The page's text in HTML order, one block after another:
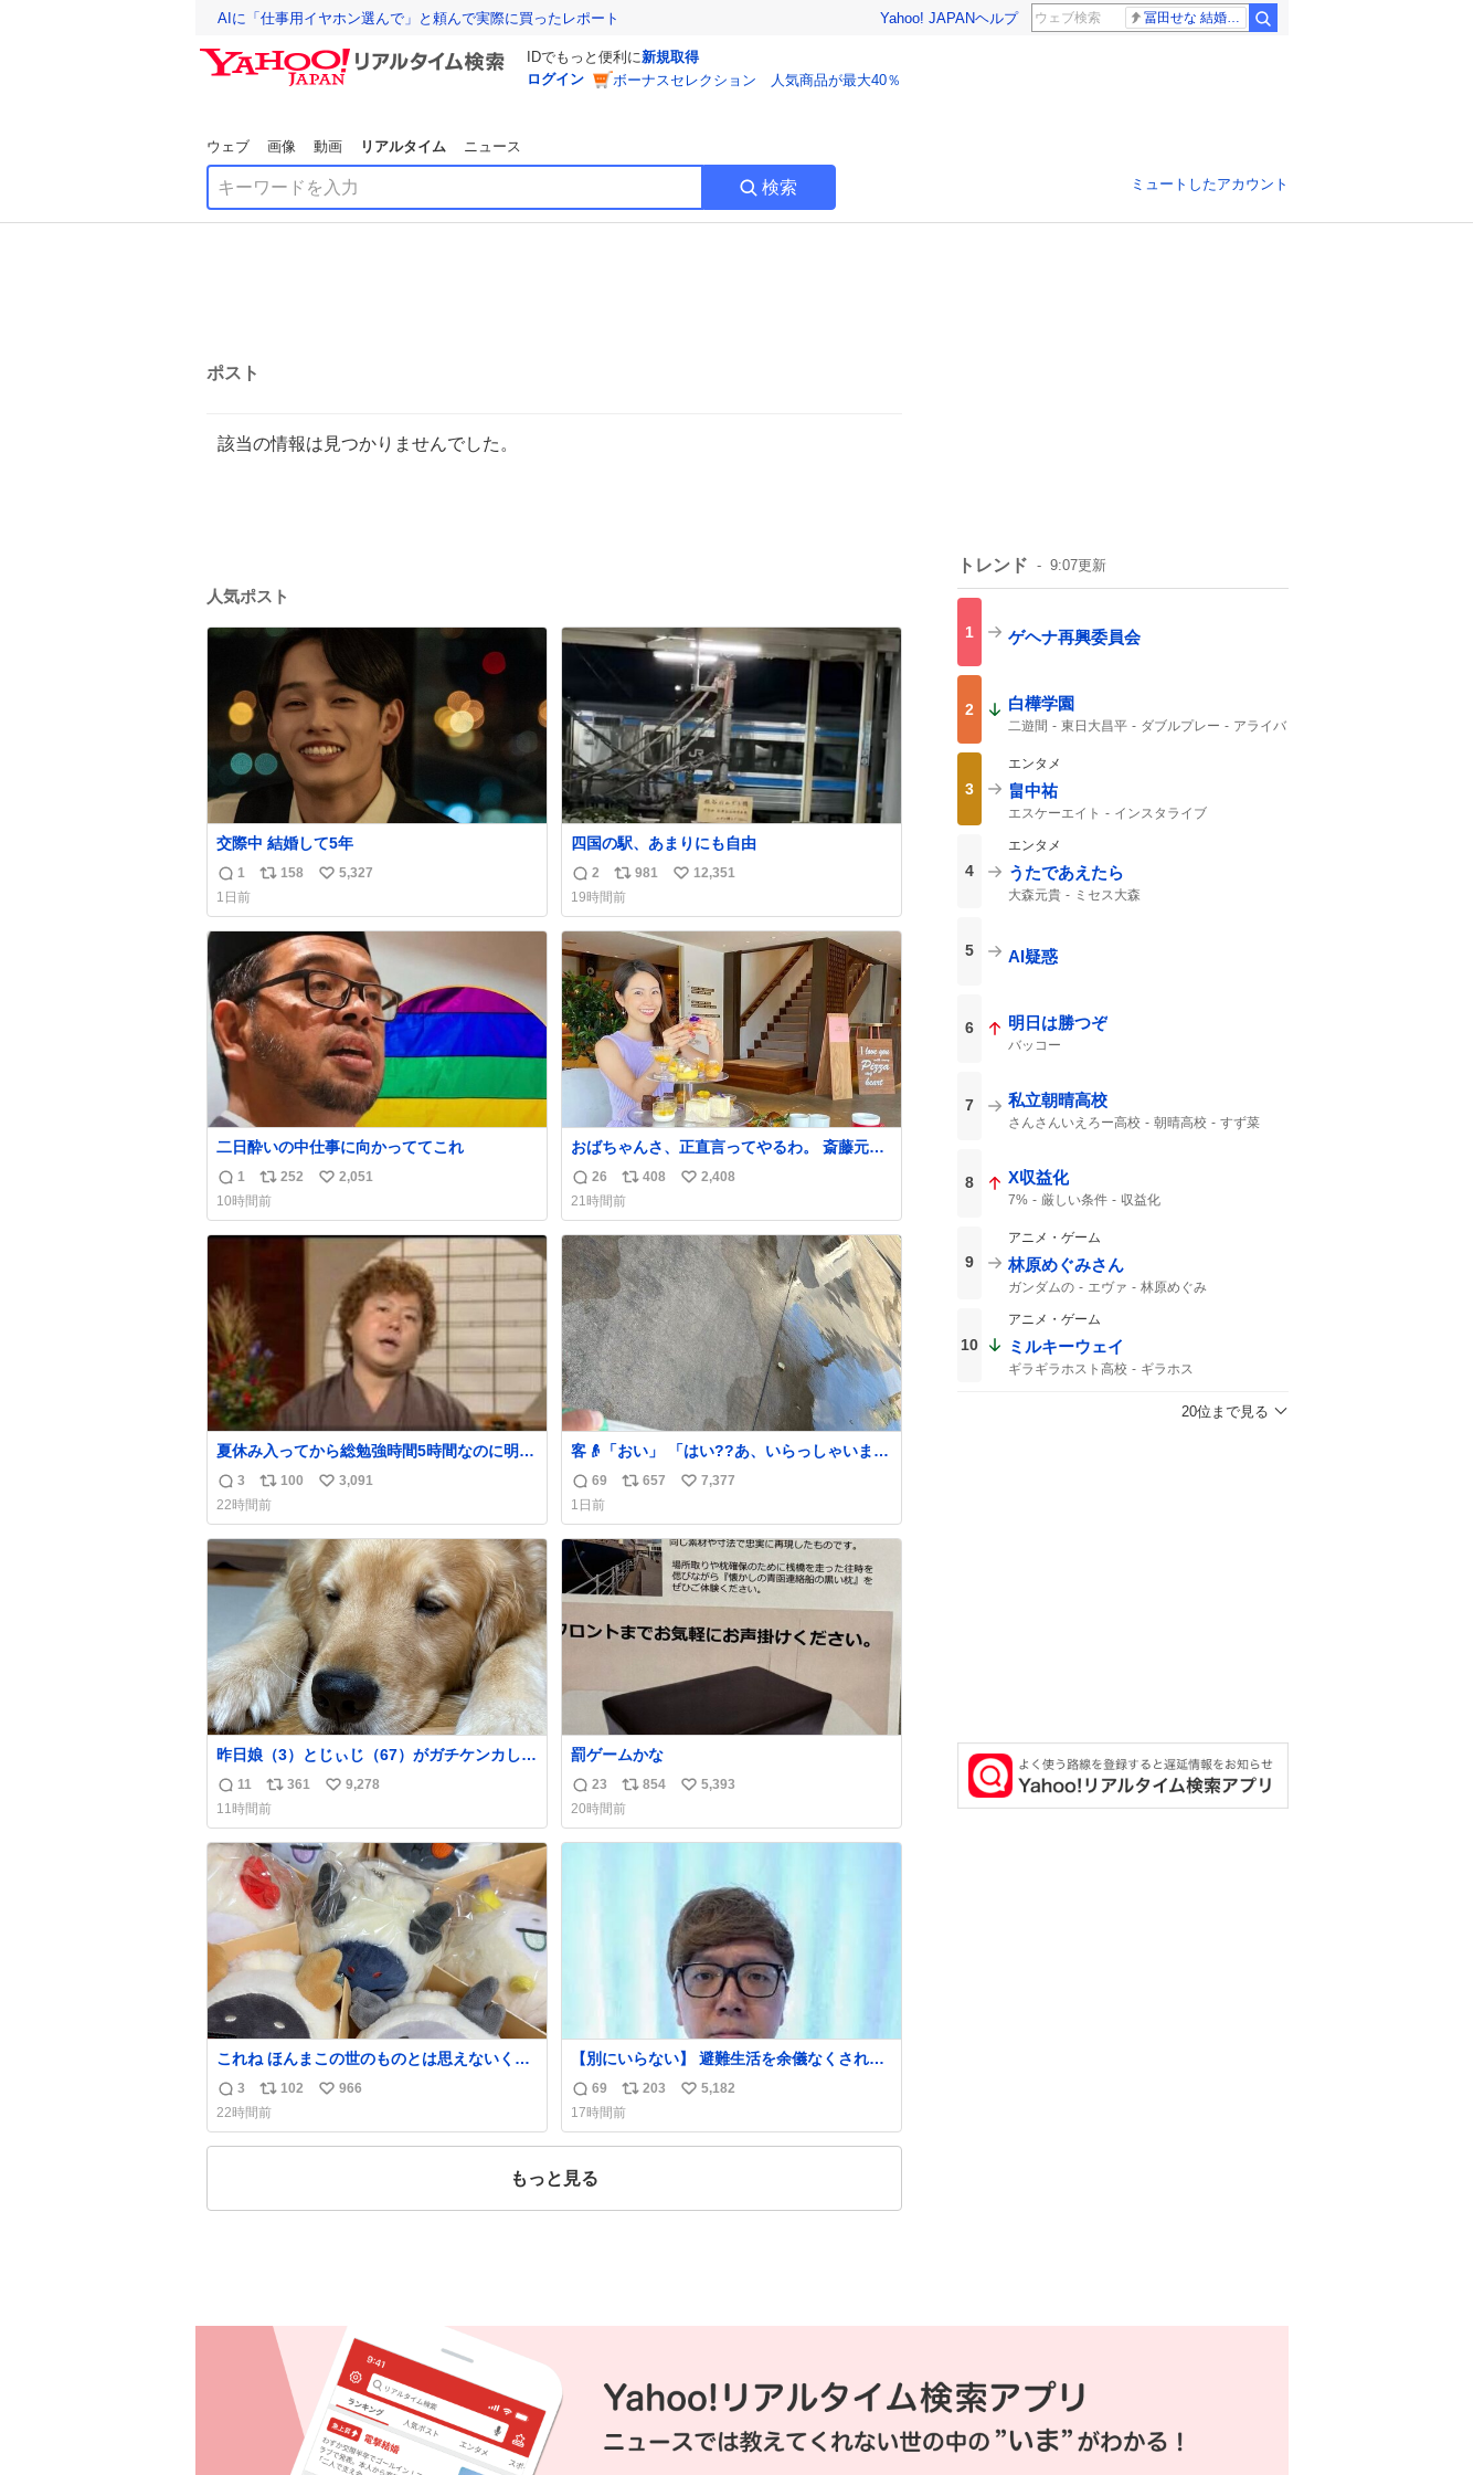
AIに「仕事用イヤホン選んで」と頼んで実際に買ったレポート Yahoo! JAPANヘルプ 冨田せな 結婚発表
IDでもっと便利に新規取得
ログイン
ボーナスセレクション 人気商品が最大40％
ウェブ 画像 動画 リアルタイム ニュース
検索 ミュートしたアカウント
ポスト
該当の情報は見つかりませんでした。
人気ポスト
交際中 結婚して5年
返
信
数
1
リ
ス
ト
数
158
い
ね
数
5,327
1日前
四国の駅、あまりにも自由
返
信
数
2
リ
ポ
ス
ト
数
981
い
ね
数
12,351
19時間前
二日酔いの中仕事に向かっててこれ
返
信
数
1
リ
ポ
ス
252
い
ね
2,051
10時間前
おばちゃんさ、正直言ってやるわ。 斎藤元彦
と関わった事でアンタはこれか先キラキラ輝
返
信
数
26
リ
ポ
ス
ト
数
408
い
ね
数
2,408
21時間前
夏休み入ってから総勉強時間5時間なのに明後
日京大オープンで今これ
返
信
数
3
リ
ポ
ス
ト
数
100
い
ね
数
3,091
22時間前
客👴「おい」 「はい??あ、いらっしゃいま
せ」 👴「さっきからずっと水出しっぱなしで
もったいないだろ」 「静電気を逃がし、熱く
なった地面の温度を下げ、引火事故の防止の
為必要な作業です」 👴「水不足の昨今にもっ
たいないことをするな!!」 それでは歌いま
す、聞いてください 「井戸水」
返
信
数
69
リ
ス
ト
数
657
い
ね
数
7,377
1日前
昨日娘（3）とじぃじ（67）がガチケンカして
て修羅場だったんだけど、ふぉるては可能な
限り平たくなってました。犬が1番空気読め
る。
返
信
数
11
リ
ポ
ス
ト
数
361
い
ね
数
9,278
11時間前
罰ゲームかな
返
信
数
23
リ
ポ
ス
854
い
ね
5,393
20時間前
これね ほんまこの世のものとは思えないくら
い臭いの マジで、死ぬほど、臭い 中に入って
る謎スクイーズのせいなんだけど
返
信
数
3
リ
ポ
ス
102
い
ね
966
22時間前
【別にいらない】 避難生活を余儀なくされて
いる子どもたちのためにヒカキンボックス
1000個を寄付させていただきました
返
信
数
69
リ
ポ
ス
203
い
ね
5,182
17時間前
もっと見る
トレンド 9:07更新
1 ゲヘナ再興委員会
2 白樺学園
二遊間 東日大昌平 ダブルプレー
アライバ
ビデオ検証
3
エンタメ
畠中祐
エスケーエイト インスタライブ
4
エンタメ
うたであえたら
大森元貴 ミセス大森
5 AI疑惑
6 明日は勝つぞ
バッコー
7 私立朝晴高校
さんさんいえろー高校 朝晴高校
すず菜
8 X収益化
7% 厳しい条件 収益化
9
アニメ・ゲーム
林原めぐみさん
ガンダムの エヴァ 林原めぐみ
10
アニメ・ゲーム
ミルキーウェイ
ギラギラホスト高校
ギラホス
20位まで見る